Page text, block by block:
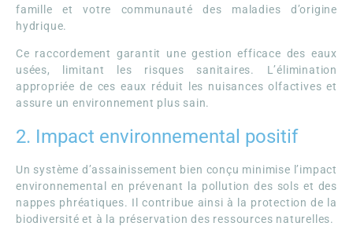
famille et votre communauté des maladies d’origine
hydrique.
Ce raccordement garantit une gestion efficace des eaux
usées, limitant les risques sanitaires. L’élimination
appropriée de ces eaux réduit les nuisances olfactives et
assure un environnement plus sain.
2. Impact environnemental positif
Un système d’assainissement bien conçu minimise l’impact
environnemental en prévenant la pollution des sols et des
nappes phréatiques. Il contribue ainsi à la protection de la
biodiversité et à la préservation des ressources naturelles.